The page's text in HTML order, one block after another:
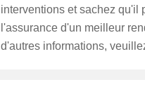
interventions et sachez qu'il
l'assurance d'un meilleur
d'autres informations,